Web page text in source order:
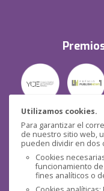
Utilizamos cookies.
Para garantizar el
de nuestro sitio web,
pueden dividir en dos
Cookies
funcionamiento
fines analíticos o